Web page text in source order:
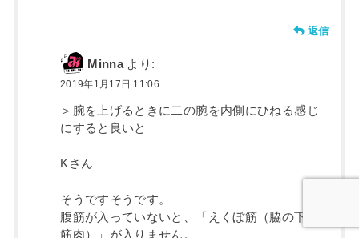
返信
Minna より:
2019年1月17日 11:06
＞腕を上げるときに二の腕を内側にひねる感じ
にすると良いと
Kさん
そうですそうです。
腹筋が入っていないと、「えくぼ筋（脇の下の
筋肉）」が入りません。